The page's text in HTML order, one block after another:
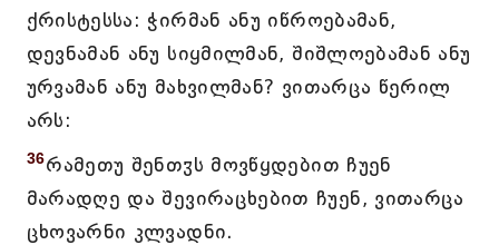
ქრისტესსა: ჭირმან ანუ იწროებამან,
დევნამან ანუ სიყმილმან, შიშლოებამან ანუ
ურვამან ანუ მახვილმან? ვითარცა წერილ
არს:
36რამეთუ შენთჳს მოვწყდებით ჩუენ
მარადღე და შევირაცხებით ჩუენ, ვითარცა
ცხოვარნი კლვადნი.